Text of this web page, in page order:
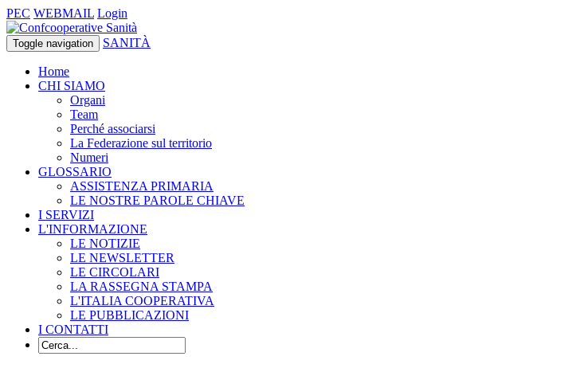
PEC WEBMAIL Login
Toggle navigation SANITÀ
Home
CHI SIAMO
Organi
Team
Perché associarsi
La Federazione sul territorio
Numeri
GLOSSARIO
ASSISTENZA PRIMARIA
LE NOSTRE PAROLE CHIAVE
I SERVIZI
L'INFORMAZIONE
LE NOTIZIE
LE NEWSLETTER
LE CIRCOLARI
LA RASSEGNA STAMPA
L'ITALIA COOPERATIVA
LE PUBBLICAZIONI
I CONTATTI